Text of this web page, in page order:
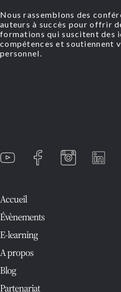
Nous rassemblons des
auteurs à succès pour offrir
formations qui suscitent des
compétences et soutiennent
personnel.
Accueil
Évènements
E-learning
A propos
Blog
Partenariat